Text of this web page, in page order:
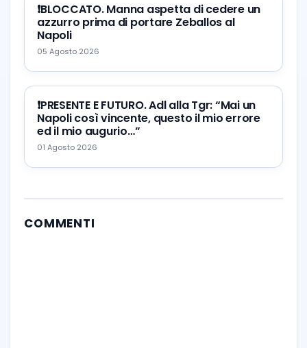
❗️BLOCCATO. Manna aspetta di cedere un
azzurro prima di portare Zeballos al
Napoli
05 Agosto 2026
❗️PRESENTE E FUTURO. Adl alla Tgr: “Mai un
Napoli così vincente, questo il mio errore
ed il mio augurio…”
01 Agosto 2026
COMMENTI